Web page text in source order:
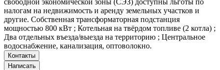
свободной экономической зоны (СЭЗ) доступны льготы по
налогам на недвижимость и аренду земельных участков и
другие. Собственная трансформаторная подстанция
мощностью 800 кВт ; Котельная на твёрдом топливе (2 котла) ;
Два отдельных въезда/выезда на территорию ; Центральное
водоснабжение, канализация, оптоволокно.
Контакты
Написать